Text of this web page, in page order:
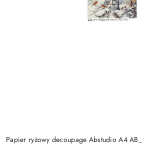
Papier ryżowy decoupage Abstudio A4